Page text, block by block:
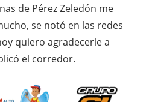
de Pérez Zeledón me
se notó en las redes
quiero agradecerle a
el corredor.